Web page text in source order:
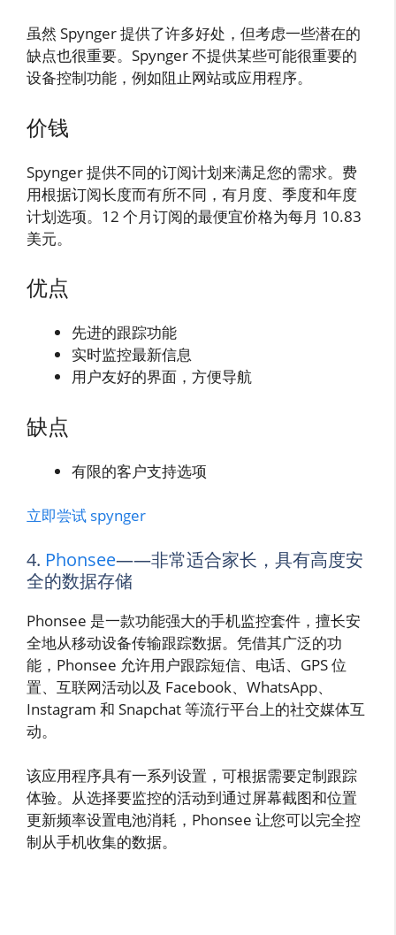
虽然 Spynger 提供了许多好处，但考虑一些潜在的
缺点也很重要。Spynger 不提供某些可能很重要的
设备控制功能，例如阻止网站或应用程序。
价钱
Spynger 提供不同的订阅计划来满足您的需求。费
用根据订阅长度而有所不同，有月度、季度和年度
计划选项。12 个月订阅的最便宜价格为每月 10.83
美元。
优点
先进的跟踪功能
实时监控最新信息
用户友好的界面，方便导航
缺点
有限的客户支持选项
立即尝试 spynger
4. Phonsee——非常适合家长，具有高度安
全的数据存储
Phonsee 是一款功能强大的手机监控套件，擅长安
全地从移动设备传输跟踪数据。凭借其广泛的功
能，Phonsee 允许用户跟踪短信、电话、GPS 位
置、互联网活动以及 Facebook、WhatsApp、
Instagram 和 Snapchat 等流行平台上的社交媒体互
动。
该应用程序具有一系列设置，可根据需要定制跟踪
体验。从选择要监控的活动到通过屏幕截图和位置
更新频率设置电池消耗，Phonsee 让您可以完全控
制从手机收集的数据。